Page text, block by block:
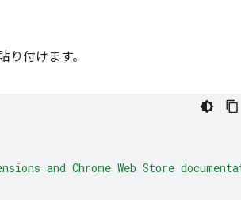
付けます。
and Chrome Web Store